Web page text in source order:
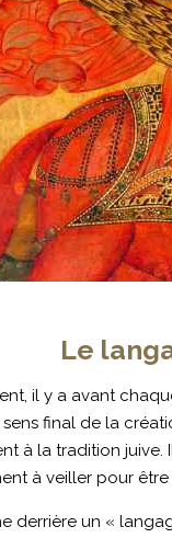
Le
il y a avant
final de la
la tradition juive.
à veiller pour
derrière un «